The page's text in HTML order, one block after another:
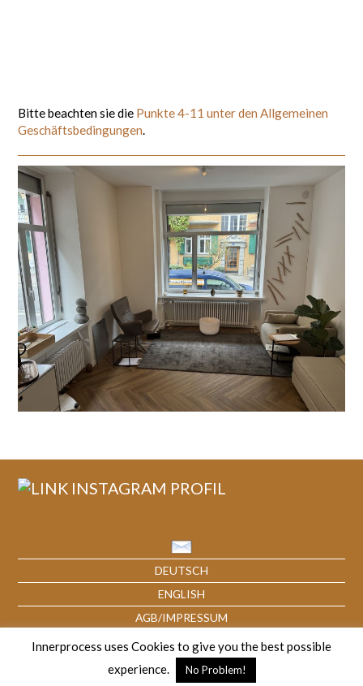
Bitte beachten sie die Punkte 4-11 unter den Allgemeinen
Geschäftsbedingungen.
DEUTSCH
ENGLISH
AGB/IMPRESSUM
© Jasmin Bloch MSc, innerprocess
Innerprocess uses Cookies to give you the best possible
experience.
No Problem!